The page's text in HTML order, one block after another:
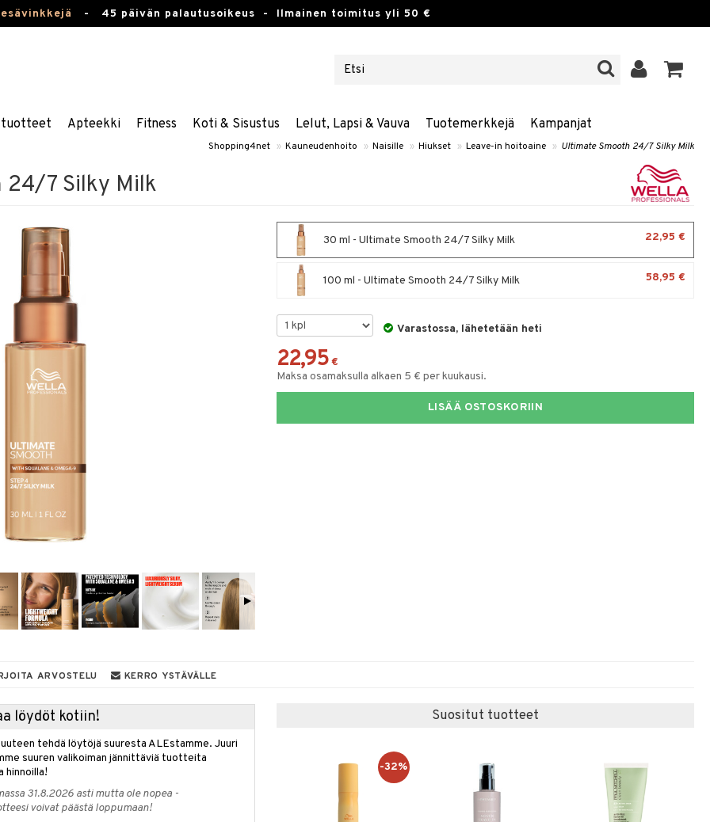
- 45 päivän palautusoikeus - Ilmainen toimitus yli 50 €
Apteekki Fitness Koti & Sisustus Lelut, Lapsi & Vauva Tuotemerkkejä Kampanjat
Shopping4net » Kauneudenhoito » Naisille » Hiukset » Leave-in hoitoaine » Ultimate Smooth 24/7 Silky Milk
24/7 Silky Milk
30 ml - Ultimate Smooth 24/7 Silky Milk 22,95 €
100 ml - Ultimate Smooth 24/7 Silky Milk 58,95 €
Varastossa, lähetetään heti
22,95 €
Maksa osamaksulla alkaen 5 € per kuukausi.
LISÄÄ OSTOSKORIIN
ARVOSTELU KERRO YSTÄVÄLLE
löydöt kotiin!
tehdä löytöjä suuresta ALEstamme. Juuri
suuren valikoiman jännittäviä tuotteita
hinnoilla!
31.8.2026 asti mutta ole nopea -
voivat päästä loppumaan!
Suositut tuotteet
-32%